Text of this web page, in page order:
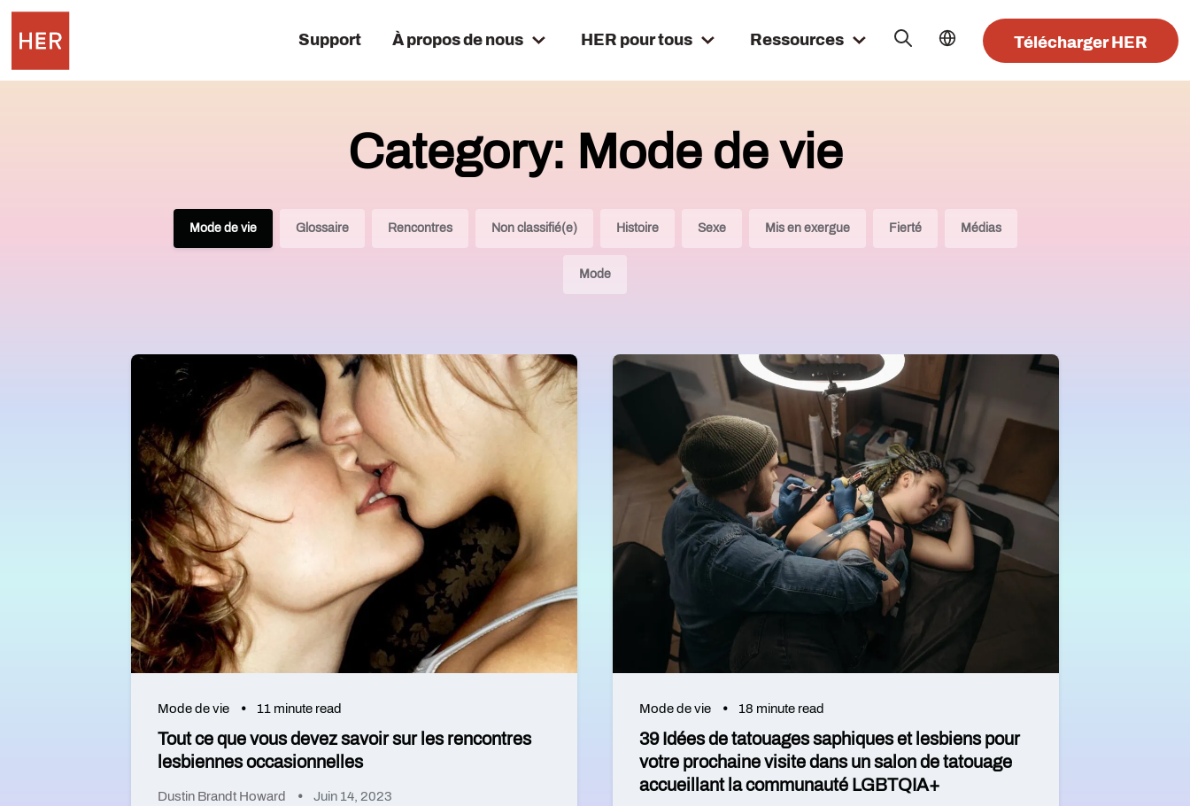
Support À propos de nous HER pour tous Ressources Télécharger HER
Category: Mode de vie
Mode de vie Glossaire Rencontres Non classifié(e) Histoire Sexe Mis en exergue Fierté Médias
Mode
Mode de vie 11 minute read
Tout ce que vous devez savoir sur les rencontres
lesbiennes occasionnelles
Dustin Brandt Howard Juin 14, 2023
Mode de vie 18 minute read
39 Idées de tatouages saphiques et lesbiens pour
votre prochaine visite dans un salon de tatouage
accueillant la communauté LGBTQIA+